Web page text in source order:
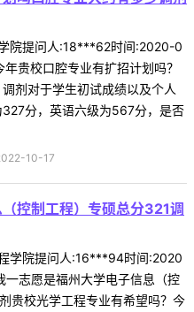
院提问人:18***62时间:2020-0
贵校口腔专业有扩招计划吗？
剂对于学生初试成绩以及个人
分，英语六级为567分，是否
10-17
控制工程）专硕总分321调
学院提问人:16***94时间:2020
志愿是福州大学电子信息（控
贵校光学工程专业有希望吗？今